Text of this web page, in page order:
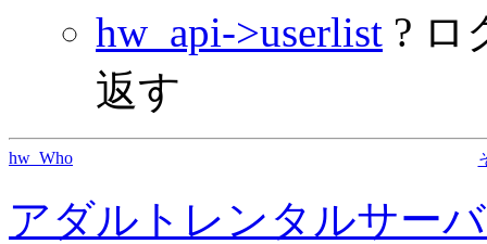
hw_api->userlist ? ロ
返す
hw_Who
アダルトレンタルサー